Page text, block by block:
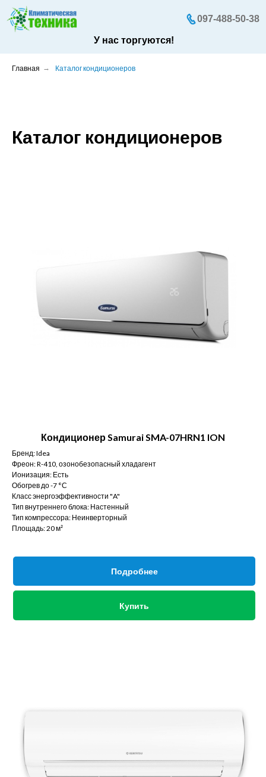
У нас торгуются!
097-488-50-38
Главная → Каталог кондиционеров
Каталог кондиционеров
Кондиционер Samurai SMA-07HRN1 ION
Бренд: Idea
Фреон: R-410, озонобезопасный хладагент
Ионизация: Есть
Обогрев до -7 °С
Класс энергоэффективности "A"
Тип внутреннего блока: Настенный
Тип компрессора: Неинверторный
Площадь: 20 м²
Подробнее
Купить